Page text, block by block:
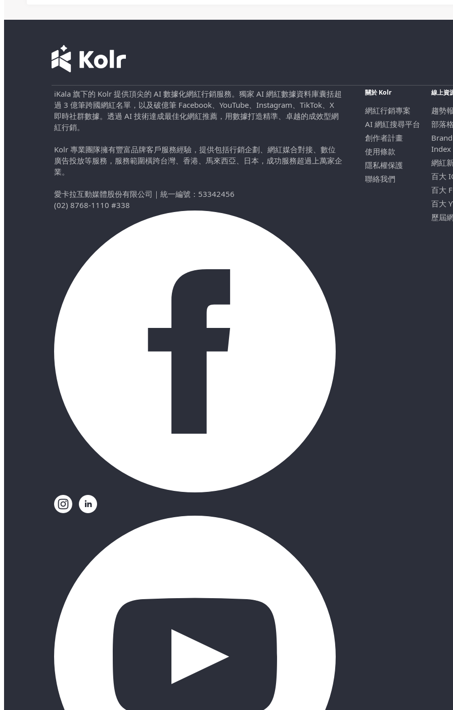
iKala 旗下的 Kolr 提供頂尖的 AI 數據化網紅行銷服務。獨家 AI 網紅數據資料庫囊括超
過 3 億筆跨國網紅名單，以及破億筆 Facebook、YouTube、Instagram、TikTok、X
即時社群數據。透過 AI 技術達成最佳化網紅推薦，用數據打造精準、卓越的成效型網
紅行銷。
Kolr 專業團隊擁有豐富品牌客戶服務經驗，提供包括行銷企劃、網紅媒合對接、數位
廣告投放等服務，服務範圍橫跨台灣、香港、馬來西亞、日本，成功服務超過上萬家企
業。
愛卡拉互動媒體股份有限公司 ｜ 統一編號：53342456
(02) 8768-1110 #338
關於 Kolr
網紅行銷專案
AI 網紅搜尋平台
創作者計畫
使用條款
隱私權保護
聯絡我們
線上資
趨勢
部落格
Index
網紅
百大
百大
百大
歷屆